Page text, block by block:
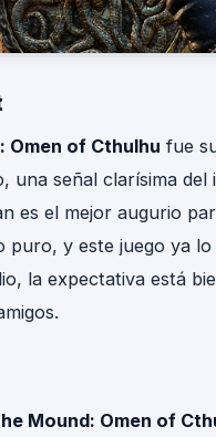
Omen of Cthulhu fue
una señal clarísima
es el mejor augurio
y este juego ya
la expectativa está
Mound: Omen of